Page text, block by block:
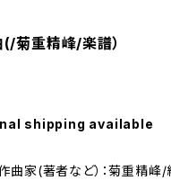
菊重精峰/楽譜）
shipping available
曲家(著者など）：菊重精峰/